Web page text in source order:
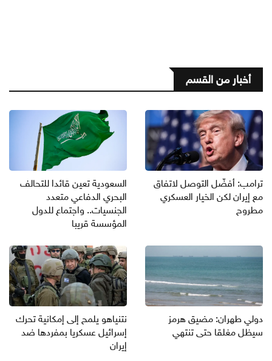
أخبار من القسم
ترامب: أفضّل التوصل لاتفاق
مع إيران لكن الخيار العسكري
مطروح
السعودية تعين قائدا للتحالف
البحري الدفاعي متعدد
الجنسيات.. واجتماع للدول
المؤسسة قريبا
دولي طهران: مضيق هرمز
سيظل مغلقا حتى تنتهي
نتنياهو يلمح إلى إمكانية تحرك
إسرائيل عسكريا بمفردها ضد
إيران